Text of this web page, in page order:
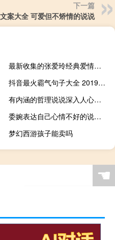
下一篇
案大全 可爱但不矫情的说说
最新收集的张爱玲经典爱情语录
抖音最火霸气句子大全 2019年最新霸气心情说说
有内涵的哲理说说深入人心：你全力以赴了，才有资格说自己运气不好
委婉表达自己心情不好的说说 悲喜都自渡才是自己的救赎 ​​​​
梦幻西游孩子能卖吗
☚